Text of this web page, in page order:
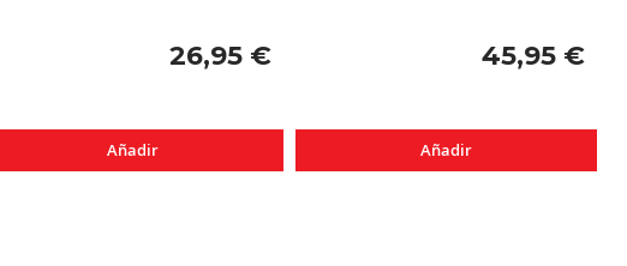
26,95 €
Añadir
45,95 €
Añadir